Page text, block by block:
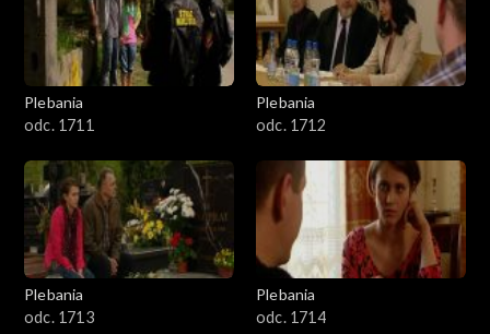
Odcinki specjalne
Plebania
odc. 1711
Plebania
odc. 1712
Plebania
odc. 1713
Plebania
odc. 1714